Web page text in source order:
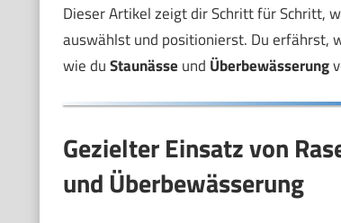
Dieser Artikel zeigt dir Schritt für Schritt,
auswählst und positionierst. Du erfährst,
wie duStaunässe und Überbewässerung
Gezielter Einsatz von
und Überbewässerung